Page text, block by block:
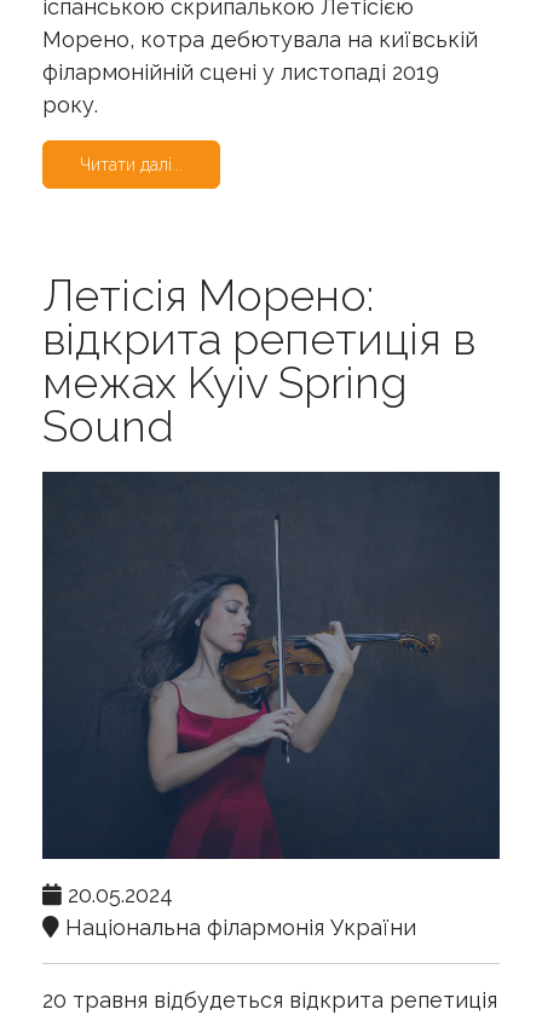
іспанською скрипалькою Летісією
Морено, котра дебютувала на київській
філармонійній сцені у листопаді 2019
року.
Читати далі...
Летісія Морено:
відкрита репетиція в
межах Kyiv Spring
Sound
20.05.2024
Національна філармонія України
20 травня відбудеться відкрита репетиція